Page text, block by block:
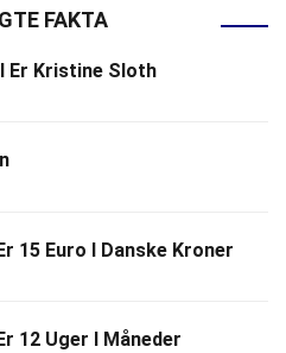
FAKTA
Er Kristine Sloth
15 Euro I Danske Kroner
12 Uger I Måneder